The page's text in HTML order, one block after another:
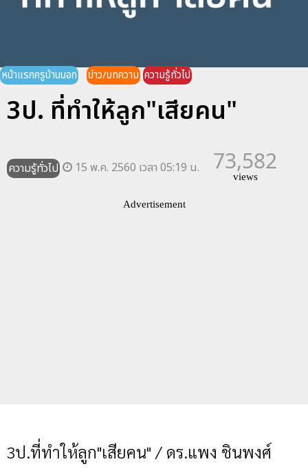
หน้าแรกครูบ้านนอก ข่าว/บทความ ความรู้ทั่วไป
3ป. ที่ทำให้ลูก"เสียคน"
ความรู้ทั่วไป 15 พ.ค. 2560 เวลา 05:19 น. 73,582
views
Advertisement
3ป.ที่ทำให้ลูก"เสียคน" / ดร.แพง ชินพงศ์